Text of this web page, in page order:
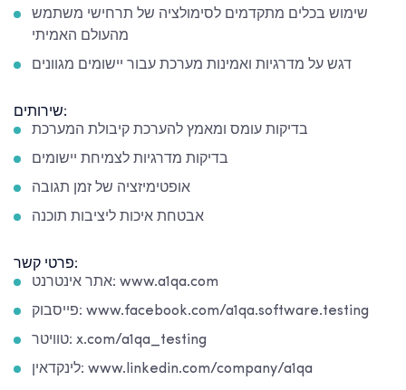
שימוש בכלים מתקדמים לסימולציה של תרחישי משתמש
שירותים:
אבטחת איכות ליציבות תוכנה
פרטי קשר:
אתר אינטרנט: www.a1qa.com
פייסבוק: www.facebook.com/a1qa.software.testing
טוויטר: x.com/a1qa_testing
לינקדאין: www.linkedin.com/company/a1qa